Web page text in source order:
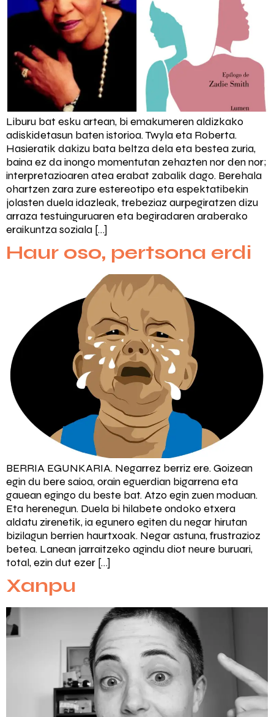
Liburu bat esku artean, bi emakumeren aldizkako
adiskidetasun baten istorioa. Twyla eta Roberta.
Hasieratik dakizu bata beltza dela eta bestea zuria,
baina ez da inongo momentutan zehazten nor den nor;
interpretazioaren atea erabat zabalik dago. Berehala
ohartzen zara zure estereotipo eta espektatibekin
jolasten duela idazleak, trebeziaz aurpegiratzen dizu
arraza testuinguruaren eta begiradaren araberako
eraikuntza soziala […]
Haur oso, pertsona erdi
BERRIA EGUNKARIA. Negarrez berriz ere. Goizean
egin du bere saioa, orain eguerdian bigarrena eta
gauean egingo du beste bat. Atzo egin zuen moduan.
Eta herenegun. Duela bi hilabete ondoko etxera
aldatu zirenetik, ia egunero egiten du negar hirutan
bizilagun berrien haurtxoak. Negar astuna, frustrazioz
betea. Lanean jarraitzeko agindu diot neure buruari,
total, ezin dut ezer […]
Xanpu